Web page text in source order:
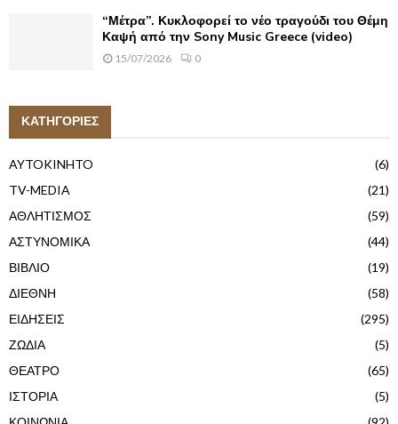
“Μέτρα”. Κυκλοφορεί το νέο τραγούδι του Θέμη
Καψή από την Sony Music Greece (video)
15/07/2026 0
ΚΑΤΗΓΟΡΙΕΣ
AYTOKINHTO
(6)
TV-MEDIA
(21)
ΑΘΛΗΤΙΣΜΟΣ
(59)
ΑΣΤΥΝΟΜΙΚΑ
(44)
ΒΙΒΛΙΟ
(19)
ΔΙΕΘΝΗ
(58)
ΕΙΔΗΣΕΙΣ
(295)
ΖΩΔΙΑ
(5)
ΘΕΑΤΡΟ
(65)
ΙΣΤΟΡΙΑ
(5)